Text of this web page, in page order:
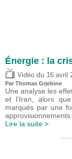
Énergie : la
Vidéo du 16 avril
Par Thomas Grjebine
Une analyse les
et l’Iran, alors
marqués par une
approvisionnements.
Lire la suite >